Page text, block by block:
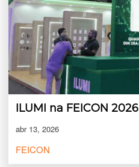
ILUMI na FEICON 2026
abr 13, 2026
FEICON